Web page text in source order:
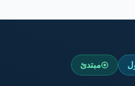
مبتدئ